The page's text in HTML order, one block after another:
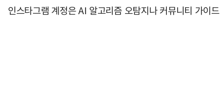
인스타그램 계정은 AI 알고리즘 오탐지나 커뮤니티 가이